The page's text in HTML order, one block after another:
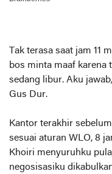
Tak terasa saat jam 11
bos minta maaf karena
sedang libur. Aku
Gus Dur.
Kantor terakhir
sesuai aturan WLO, 8
Khoiri menyuruhku
negosisasiku